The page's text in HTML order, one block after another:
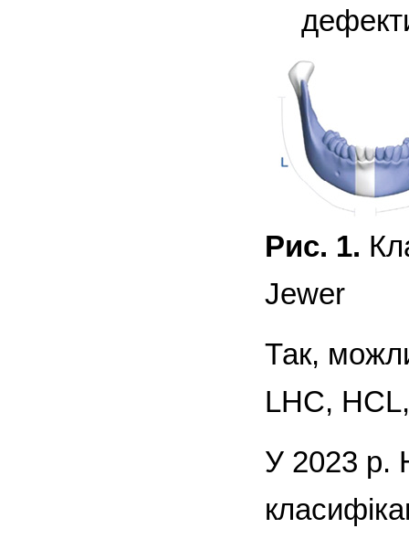
Рис. 1.
Jewer
Так,
LHC,
У 2023 р.